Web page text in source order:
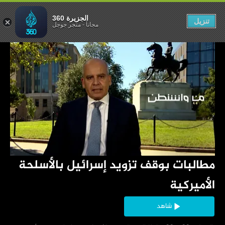
الأميركية
شاهد
الأميركية
الجزيرة 360
مجاناً-متجر جوجل تنزيل